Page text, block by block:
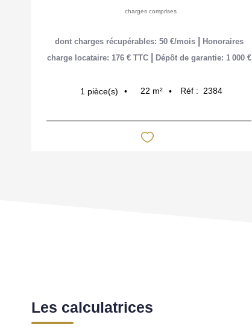
charges comprises
dont charges récupérables: 50 €/mois
Honoraires
charge locataire: 176 € TTC
Dépôt de garantie: 1 000 €
1 pièce(s) 22 m² Réf : 2384
Les calculatrices